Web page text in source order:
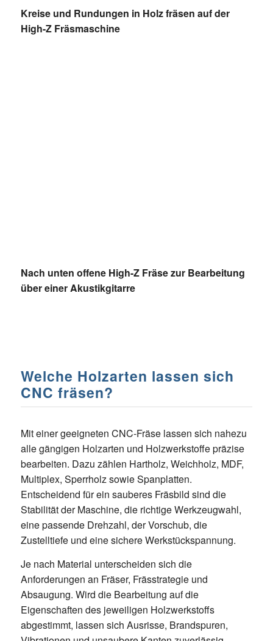
Kreise und Rundungen in Holz fräsen auf der
High-Z Fräsmaschine
Nach unten offene High-Z Fräse zur Bearbeitung
über einer Akustikgitarre
Welche Holzarten lassen sich
CNC fräsen?
Mit einer geeigneten CNC-Fräse lassen sich nahezu
alle gängigen Holzarten und Holzwerkstoffe präzise
bearbeiten. Dazu zählen Hartholz, Weichholz, MDF,
Multiplex, Sperrholz sowie Spanplatten.
Entscheidend für ein sauberes Fräsbild sind die
Stabilität der Maschine, die richtige Werkzeugwahl,
eine passende Drehzahl, der Vorschub, die
Zustelltiefe und eine sichere Werkstückspannung.
Je nach Material unterscheiden sich die
Anforderungen an Fräser, Frässtrategie und
Absaugung. Wird die Bearbeitung auf die
Eigenschaften des jeweiligen Holzwerkstoffs
abgestimmt, lassen sich Ausrisse, Brandspuren,